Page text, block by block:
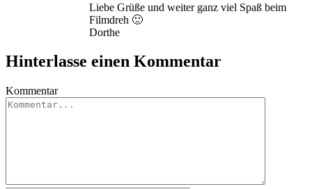
Liebe Grüße und weiter ganz viel Spaß beim
Filmdreh 🙂
Dorthe
Hinterlasse einen Kommentar
Kommentar